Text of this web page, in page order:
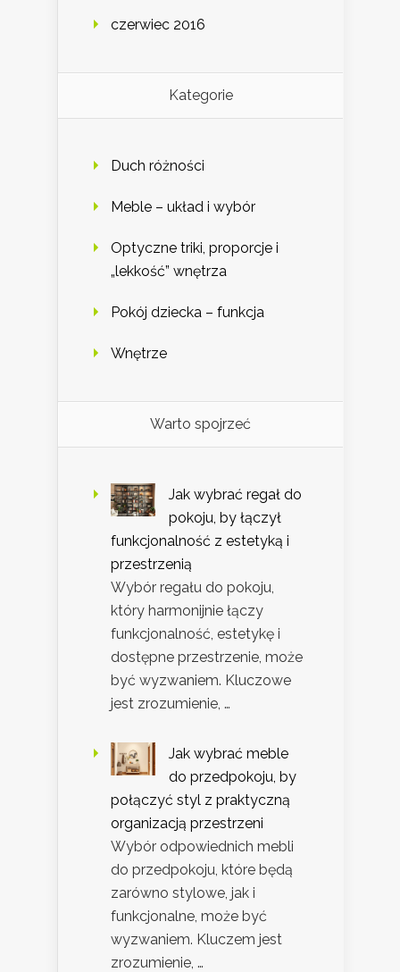
czerwiec 2016
Kategorie
Duch różności
Meble – układ i wybór
Optyczne triki, proporcje i
„lekkość” wnętrza
Pokój dziecka – funkcja
Wnętrze
Warto spojrzeć
Jak wybrać regał do
pokoju, by łączył
funkcjonalność z estetyką i
przestrzenią
Wybór regału do pokoju,
który harmonijnie łączy
funkcjonalność, estetykę i
dostępne przestrzenie, może
być wyzwaniem. Kluczowe
jest zrozumienie, …
Jak wybrać meble
do przedpokoju, by
połączyć styl z praktyczną
organizacją przestrzeni
Wybór odpowiednich mebli
do przedpokoju, które będą
zarówno stylowe, jak i
funkcjonalne, może być
wyzwaniem. Kluczem jest
zrozumienie, …